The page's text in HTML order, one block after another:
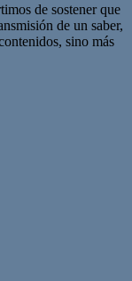
de sostener que
de un saber,
sino más